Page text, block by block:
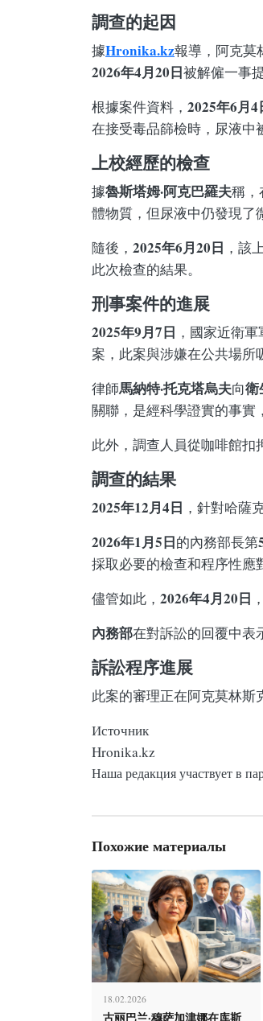
調查的起因
據Hronika.kz報導，阿克莫
2026年4月20日被解僱一事
根據案件資料， 2025年6月4
在接受毒品篩檢時，尿液中
上校經歷的檢查
據魯斯塔姆·阿克巴羅夫稱，
體物質，但尿液中仍發現了
隨後， 2025年6月20日 ，該
此次檢查的結果。
刑事案件的進展
2025年9月7日 ，國家近衛
案，此案與涉嫌在公共場所
律師馬納特·托克塔烏夫向衛
關聯，是經科學證實的事實
此外，調查人員從咖啡館扣
調查的結果
2025年12月4日 ，針對哈薩
2026年1月5日的內務部長第
採取必要的檢查和程序性應
儘管如此， 2026年4月20日
內務部在對訴訟的回覆中表
訴訟程序進展
此案的審理正在阿克莫林斯
Источник
Hronika.kz
Наша редакция участвует в
Похожие материалы
18.02.2026